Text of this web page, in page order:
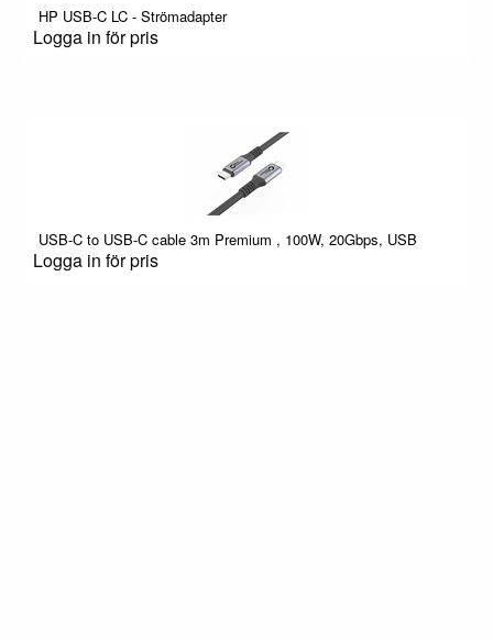
HP USB-C LC - Strömadapter
Logga in för pris
USB-C to USB-C cable 3m Premium , 100W, 20Gbps, USB
Logga in för pris